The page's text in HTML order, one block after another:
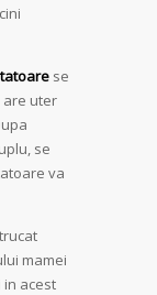
se
are uter
se
va
mamei
in acest